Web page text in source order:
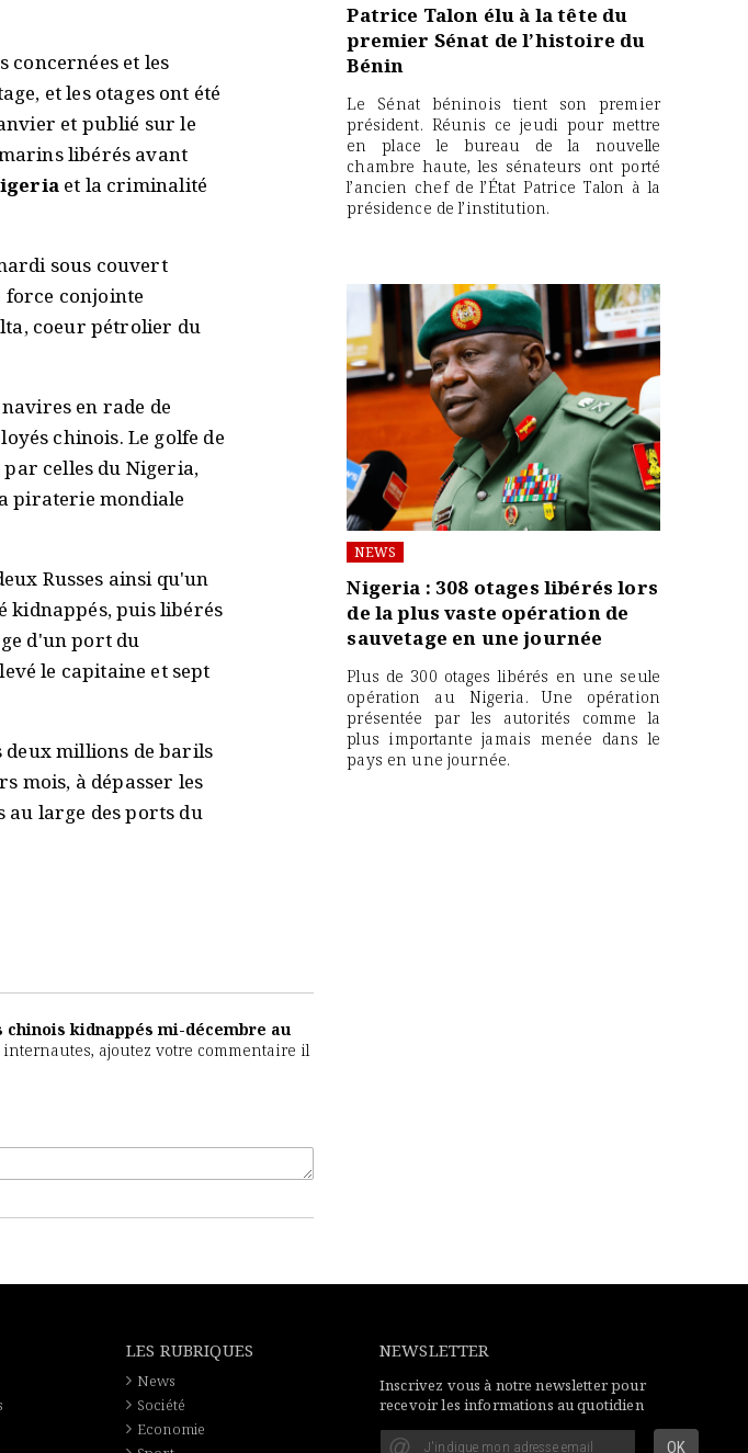
concernées et les
et les otages ont été
et publié sur le
libérés avant
et la criminalité
sous couvert
force conjointe
coeur pétrolier du
en rade de
chinois. Le golfe de
par celles du Nigeria,
piraterie mondiale
Russes ainsi qu'un
kidnappés, puis libérés
d'un port du
le capitaine et sept
deux millions de barils
mois, à dépasser les
large des ports du
chinois kidnappés mi-décembre au
ajoutez votre commentaire il
Patrice Talon élu à la tête du
premier Sénat de l’histoire du
Bénin
Le Sénat béninois tient son premier
président. Réunis ce jeudi pour mettre
en place le bureau de la nouvelle
chambre haute, les sénateurs ont porté
l’ancien chef de l’État Patrice Talon à la
présidence de l’institution.
NEWS
Nigeria : 308 otages libérés lors
de la plus vaste opération de
sauvetage en une journée
Plus de 300 otages libérés en une seule
opération au Nigeria. Une opération
présentée par les autorités comme la
plus importante jamais menée dans le
pays en une journée.
LES RUBRIQUES
News
Société
Economie
NEWSLETTER
Inscrivez vous à notre newsletter pour
recevoir les informations au quotidien